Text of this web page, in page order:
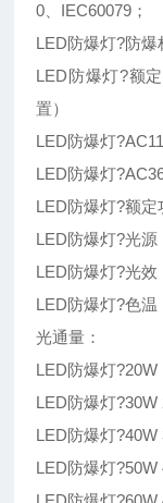
0、IEC60079；
LED防爆灯?防爆
LED防爆灯?额
置）
LED防爆灯
LED防爆灯
LED防爆灯?额
LED防爆灯?光源
LED防爆灯?光效
LED防爆灯?色温
光通量：
LED防爆灯?20W
LED防爆灯?30W
LED防爆灯?40W
LED防爆灯?50W